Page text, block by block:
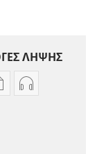
ΛΗΨΗΣ
Επιλογές